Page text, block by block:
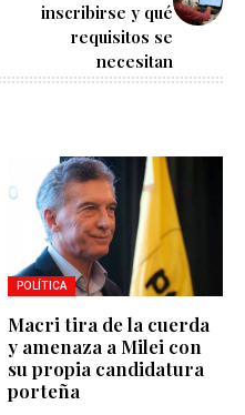
inscribirse y qué
requisitos se
necesitan
POLÍTICA
Macri tira de la cuerda
y amenaza a Milei con
su propia candidatura
porteña